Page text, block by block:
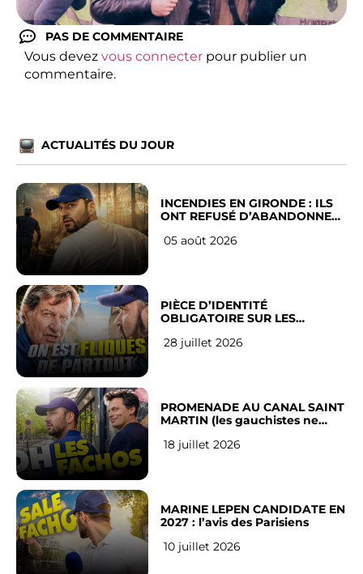
PAS DE COMMENTAIRE
Vous devez vous connecter pour publier un
commentaire.
ACTUALITÉS DU JOUR
INCENDIES EN GIRONDE : ILS
ONT REFUSÉ D’ABANDONNER
05 août 2026
PIÈCE D’IDENTITÉ
OBLIGATOIRE SUR LES
Français
28 juillet 2026
PROMENADE AU CANAL SAINT
MARTIN (les gauchistes ne
18 juillet 2026
MARINE LEPEN CANDIDATE EN
2027 : l’avis des Parisiens
10 juillet 2026